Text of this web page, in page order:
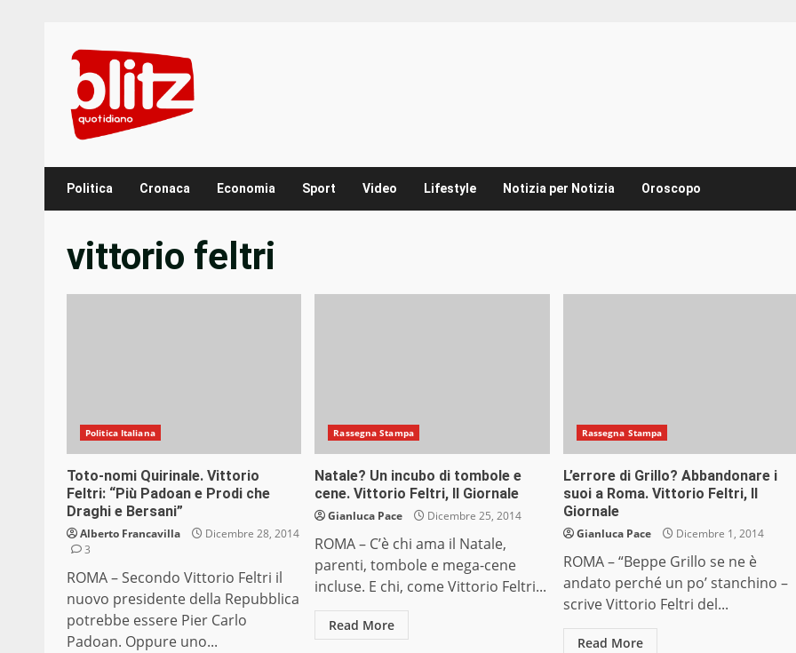
content
Politica Cronaca Economia Sport Video Lifestyle Notizia per Notizia Oroscopo
vittorio feltri
Politica Italiana
Toto-nomi Quirinale. Vittorio
Feltri: “Più Padoan e Prodi che
Draghi e Bersani”
Alberto Francavilla
Dicembre 28, 2014
3
ROMA – Secondo Vittorio Feltri il
nuovo presidente della Repubblica
potrebbe essere Pier Carlo
Padoan. Oppure uno...
Rassegna Stampa
Natale? Un incubo di tombole e
cene. Vittorio Feltri, Il Giornale
Gianluca Pace Dicembre 25, 2014
ROMA – C’è chi ama il Natale,
parenti, tombole e mega-cene
incluse. E chi, come Vittorio Feltri...
Read More
Rassegna Stampa
L’errore di Grillo? Abbandonare i
suoi a Roma. Vittorio Feltri, Il
Giornale
Gianluca Pace Dicembre 1, 2014
ROMA – “Beppe Grillo se ne è
andato perché un po’ stanchino –
scrive Vittorio Feltri del...
Read More